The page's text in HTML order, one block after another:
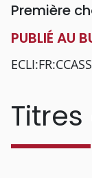
Première
PUBLIÉ AU